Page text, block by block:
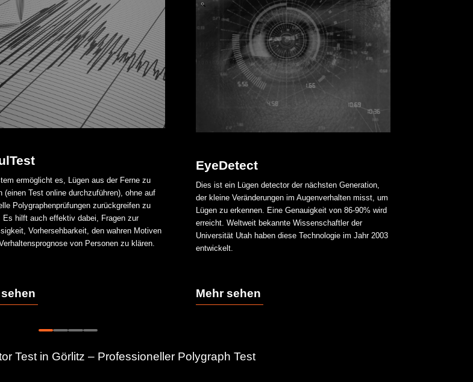
ermöglicht es, Lügen aus der Ferne zu
(einen Test online durchzuführen), ohne auf
Polygraphenprüfungen zurückgreifen zu
Es hilft auch effektiv dabei, Fragen zur
Vorhersehbarkeit, den wahren Motiven
von Personen zu klären.
EyeDetect
Dies ist ein Lügen detector der nächsten Generation,
der kleine Veränderungen im Augenverhalten misst, um
Lügen zu erkennen. Eine Genauigkeit von 86-90% wird
erreicht. Weltweit bekannte Wissenschaftler der
Universität Utah haben diese Technologie im Jahr 2003
entwickelt.
Mehr sehen
Test in Görlitz – Professioneller Polygraph Test